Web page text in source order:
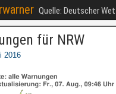
Quelle: Deutscher
für NRW
2016